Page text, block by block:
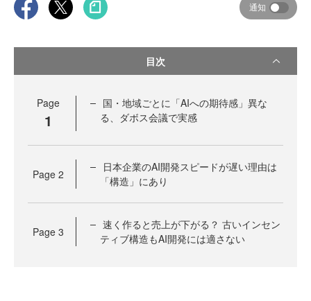
通知
目次
Page
1
国・地域ごとに「AIへの期待感」異な
る、ダボス会議で実感
Page 2
日本企業のAI開発スピードが遅い理由は
「構造」にあり
Page 3
速く作ると売上が下がる？ 古いインセン
ティブ構造もAI開発には適さない